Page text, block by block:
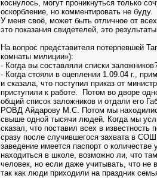
коснулось, могут проникнуться только
оскорбление, но комментировать не буду.
У меня своё, может быть отличное от
это показания свидетелей, это
На вопрос представителя потерпевшей
комнаты милиции»):
- Когда вы составляли списки
- Когда стояли в оцеплении 1.09.04 г.,
и сказала, что поступил приказ от
приступили к работе. Потом во дворе
общий список заложников и отдали его
РОВД Айдарову М.С. Потом мы
свыше одной тысячи людей. Когда мы
сказал, что поставил всех в
сразу после случившегося захвата в
заведение имеется паспорт о
находиться в школе, возможно ли, что
человек, но если даже учитывать, что не
так как люди приходили на праздник